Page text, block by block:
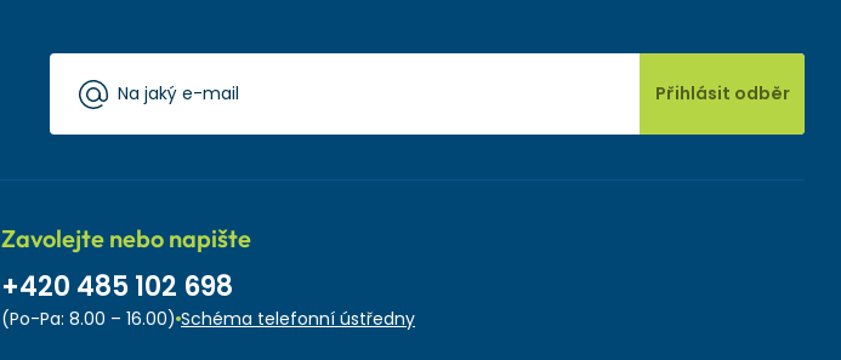
Přihlásit odběr
Zavolejte nebo napište
+420 485 102 698
(Po-Pa: 8.00 – 16.00) Schéma telefonní ústředny